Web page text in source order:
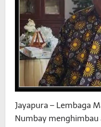
Jayapura – Lembaga
Numbay